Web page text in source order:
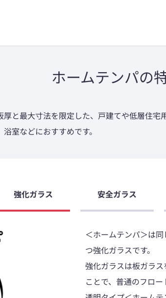
ホームテンパの
と最大寸法を限定した、戸建てや低層住宅
室などにおすすめです。
強化ガラス 安全ガラス
＜ホームテンパ＞は
つ強化ガラスです。
強化ガラスは板ガラ
ことで、普通のフロ